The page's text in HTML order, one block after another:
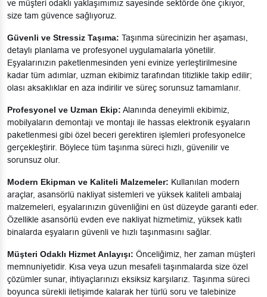
ve müşteri odaklı yaklaşımımız sayesinde sektörde öne çıkıyor,
size tam güvence sağlıyoruz.
Güvenli ve Stressiz Taşıma: Taşınma sürecinizin her aşaması,
detaylı planlama ve profesyonel uygulamalarla yönetilir.
Eşyalarınızın paketlenmesinden yeni evinize yerleştirilmesine
kadar tüm adımlar, uzman ekibimiz tarafından titizlikle takip edilir;
olası aksaklıklar en aza indirilir ve süreç sorunsuz tamamlanır.
Profesyonel ve Uzman Ekip: Alanında deneyimli ekibimiz,
mobilyaların demontajı ve montajı ile hassas elektronik eşyaların
paketlenmesi gibi özel beceri gerektiren işlemleri profesyonelce
gerçekleştirir. Böylece tüm taşınma süreci hızlı, güvenilir ve
sorunsuz olur.
Modern Ekipman ve Kaliteli Malzemeler: Kullanılan modern
araçlar, asansörlü nakliyat sistemleri ve yüksek kaliteli ambalaj
malzemeleri, eşyalarınızın güvenliğini en üst düzeyde garanti eder.
Özellikle asansörlü evden eve nakliyat hizmetimiz, yüksek katlı
binalarda eşyaların güvenli ve hızlı taşınmasını sağlar.
Müşteri Odaklı Hizmet Anlayışı: Önceliğimiz, her zaman müşteri
memnuniyetidir. Kısa veya uzun mesafeli taşınmalarda size özel
çözümler sunar, ihtiyaçlarınızı eksiksiz karşılarız. Taşınma süreci
boyunca sürekli iletişimde kalarak her türlü soru ve talebinize